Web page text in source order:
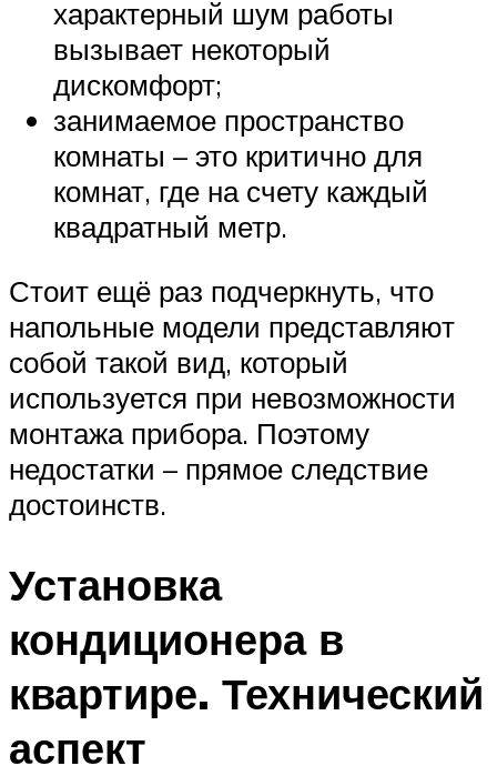
характерный шум работы
вызывает некоторый
дискомфорт;
занимаемое пространство
комнаты – это критично для
комнат, где на счету каждый
квадратный метр.
Стоит ещё раз подчеркнуть, что
напольные модели представляют
собой такой вид, который
используется при невозможности
монтажа прибора. Поэтому
недостатки – прямое следствие
достоинств.
Установка
кондиционера в
квартире. Технический
аспект